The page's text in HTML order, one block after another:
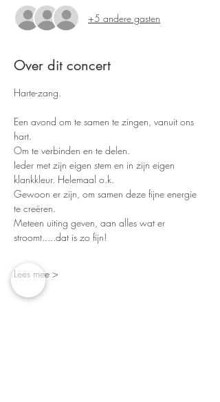
+5 andere gasten
Over dit concert
Harte-zang.
Een avond om te samen te zingen, vanuit ons
hart.
Om te verbinden en te delen.
Ieder met zijn eigen stem en in zijn eigen
klankkleur. Helemaal o.k.
Gewoon er zijn, om samen deze fijne energie
te creëren.
Meteen uiting geven, aan alles wat er
stroomt.....dat is zo fijn!
Lees mee >